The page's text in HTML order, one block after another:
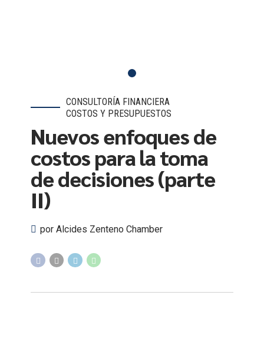
CONSULTORÍA FINANCIERA
COSTOS Y PRESUPUESTOS
Nuevos enfoques de
costos para la toma
de decisiones (parte
II)
por Alcides Zenteno Chamber